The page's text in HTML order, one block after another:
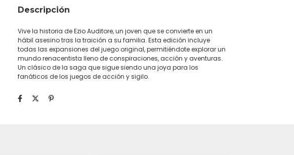
Descripción
Vive la historia de Ezio Auditore, un joven que se convierte en un
hábil asesino tras la traición a su familia. Esta edición incluye
todas las expansiones del juego original, permitiéndote explorar un
mundo renacentista lleno de conspiraciones, acción y aventuras.
Un clásico de la saga que sigue siendo una joya para los
fanáticos de los juegos de acción y sigilo.